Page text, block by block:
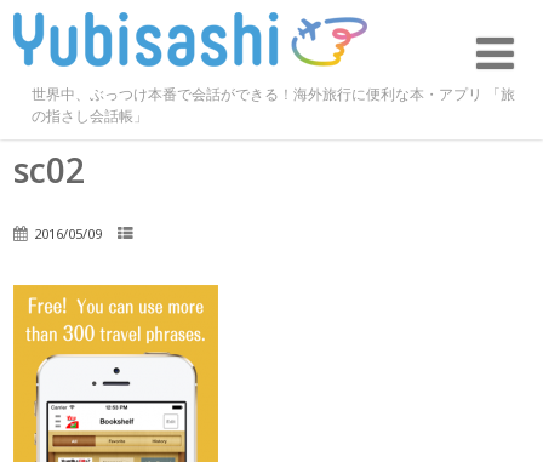
世界中、ぶっつけ本番で会話ができる！海外旅行に便利な本・アプリ 「旅
の指さし会話帳」
sc02
2016/05/09